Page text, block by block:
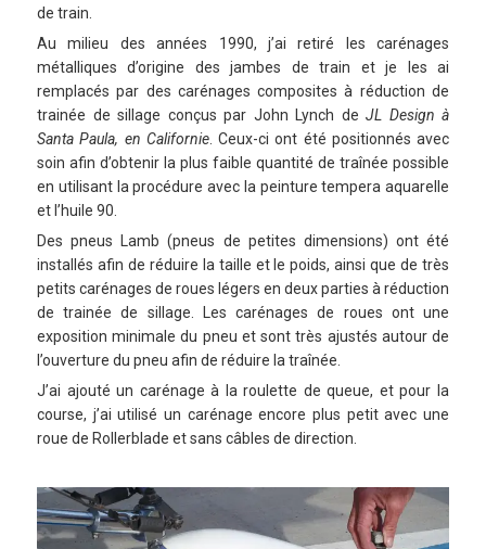
de train.
Au milieu des années 1990, j’ai retiré les carénages
métalliques d’origine des jambes de train et je les ai
remplacés par des carénages composites à réduction de
trainée de sillage conçus par John Lynch de JL Design à
Santa Paula, en Californie. Ceux-ci ont été positionnés avec
soin afin d’obtenir la plus faible quantité de traînée possible
en utilisant la procédure avec la peinture tempera aquarelle
et l’huile 90.
Des pneus Lamb (pneus de petites dimensions) ont été
installés afin de réduire la taille et le poids, ainsi que de très
petits carénages de roues légers en deux parties à réduction
de trainée de sillage. Les carénages de roues ont une
exposition minimale du pneu et sont très ajustés autour de
l’ouverture du pneu afin de réduire la traînée.
J’ai ajouté un carénage à la roulette de queue, et pour la
course, j’ai utilisé un carénage encore plus petit avec une
roue de Rollerblade et sans câbles de direction.